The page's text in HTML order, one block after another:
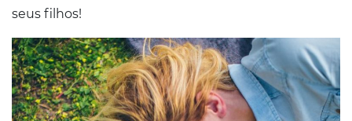
seus filhos!